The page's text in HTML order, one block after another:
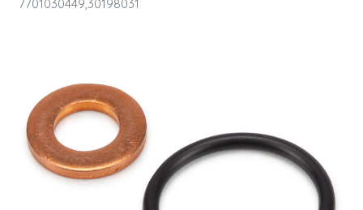
7701030449,30198031